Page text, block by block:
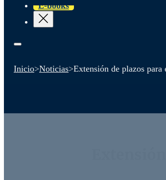
E-books
Inicio>Noticias>Extensión de plazos